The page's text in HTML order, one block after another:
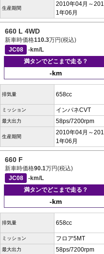
生産期間
2010年04月～201
1年06月
660 L 4WD
新車時価格110.3万円(税込)
JC08
-km/L
満タンでどこまで走る？
-km
排気量 658cc
ミッション インパネCVT
最大出力 58ps/7200rpm
生産期間
2010年04月～201
1年06月
660 F
新車時価格90.1万円(税込)
JC08
-km/L
満タンでどこまで走る？
-km
排気量 658cc
ミッション フロア5MT
最大出力 58ps/7200rpm